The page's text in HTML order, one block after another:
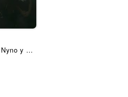
MC Ceja, Yaviah, Chyno Nyno y Omar Garcia & Siete Nueve